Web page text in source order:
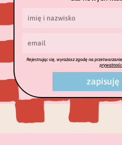
Rejestrując się, wyrażasz zgodę na
zapisuję